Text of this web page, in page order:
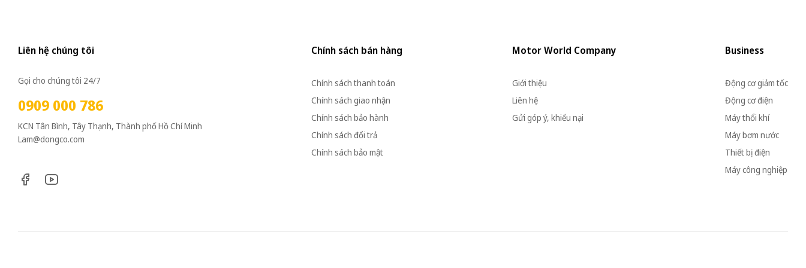
Liên hệ chúng tôi
Gọi cho chúng tôi 24/7
0909 000 786
KCN Tân Bình, Tây Thạnh, Thành phố Hồ Chí Minh
Lam@dongco.com
Chính sách bán hàng
Chính sách thanh toán
Chính sách giao nhận
Chính sách bảo hành
Chính sách đổi trả
Chính sách bảo mật
Motor World Company
Giới thiệu
Liên hệ
Gửi góp ý, khiếu nại
Business
Động cơ giảm tốc
Động cơ điện
Máy thổi khí
Máy bơm nước
Thiết bị điện
Máy công nghiệp